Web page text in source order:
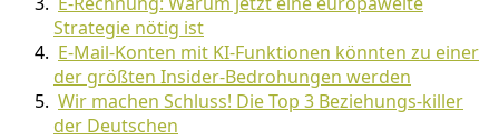
Strategie nötig ist
E-Mail-Konten mit KI-Funktionen könnten zu einer
der größten Insider-Bedrohungen werden
Wir machen Schluss! Die Top 3 Beziehungs-killer
der Deutschen